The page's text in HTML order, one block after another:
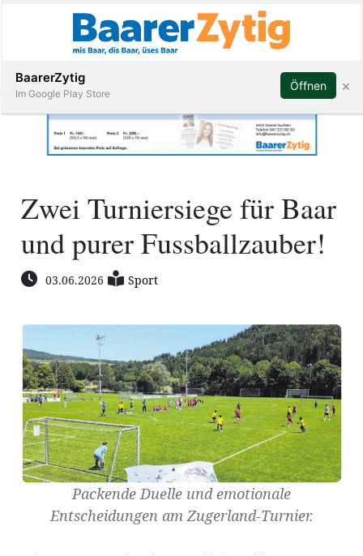
Veranstaltungen
Stellen
Amtliche
Mitteilungen
Abonnieren
Zwei Turniersiege für Baar
und purer Fussballzauber!
03.06.2026 Sport
Packende Duelle und emotionale
Entscheidungen am Zugerland-Turnier.
BaarerZytig
Im Google Play Store
Öffnen ×